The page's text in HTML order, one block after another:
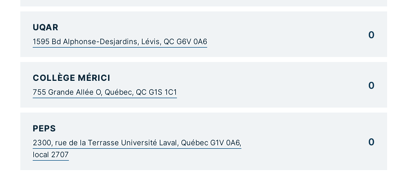
UQAR
1595 Bd Alphonse-Desjardins, Lévis, QC G6V 0A6
0
COLLÈGE MÉRICI
755 Grande Allée O, Québec, QC G1S 1C1
0
PEPS
2300, rue de la Terrasse Université Laval, Québec G1V 0A6,
local 2707
0